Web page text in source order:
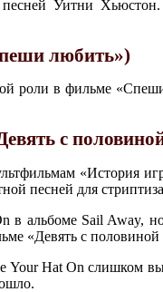
Уитни
любить»)
роли в фильме
с
«История
песней для
альбоме Sail Away,
«Девять с
Your Hat On слишком